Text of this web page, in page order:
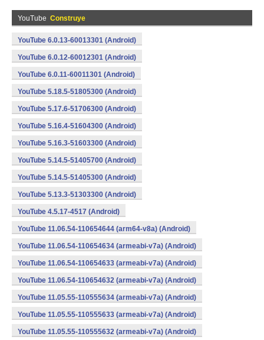
YouTube Construye
YouTube 6.0.13-60013301 (Android)
YouTube 6.0.12-60012301 (Android)
YouTube 6.0.11-60011301 (Android)
YouTube 5.18.5-51805300 (Android)
YouTube 5.17.6-51706300 (Android)
YouTube 5.16.4-51604300 (Android)
YouTube 5.16.3-51603300 (Android)
YouTube 5.14.5-51405700 (Android)
YouTube 5.14.5-51405300 (Android)
YouTube 5.13.3-51303300 (Android)
YouTube 4.5.17-4517 (Android)
YouTube 11.06.54-110654644 (arm64-v8a) (Android)
YouTube 11.06.54-110654634 (armeabi-v7a) (Android)
YouTube 11.06.54-110654633 (armeabi-v7a) (Android)
YouTube 11.06.54-110654632 (armeabi-v7a) (Android)
YouTube 11.05.55-110555634 (armeabi-v7a) (Android)
YouTube 11.05.55-110555633 (armeabi-v7a) (Android)
YouTube 11.05.55-110555632 (armeabi-v7a) (Android)